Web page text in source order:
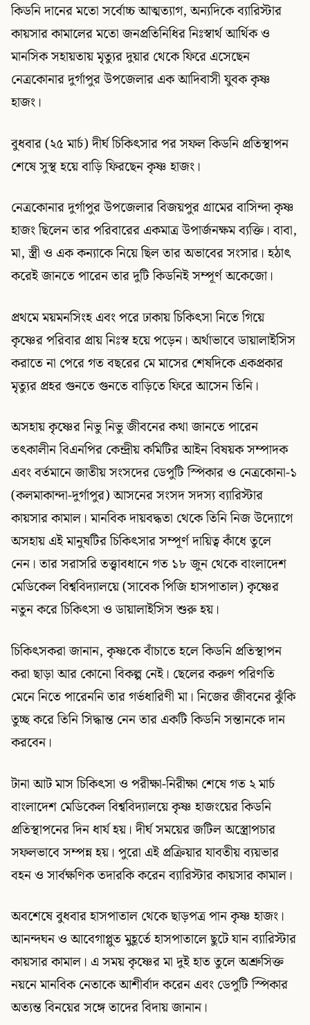
কিডনি দানের মতো সর্বোচ্চ আত্মত্যাগ, অন্যদিকে ব্যারিস্টার
কায়সার কামালের মতো জনপ্রতিনিধির নিঃস্বার্থ আর্থিক ও
মানসিক সহায়তায় মৃত্যুর দুয়ার থেকে ফিরে এসেছেন
নেত্রকোনার দুর্গাপুর উপজেলার এক আদিবাসী যুবক কৃষ্ণ
হাজং।
বুধবার (২৫ মার্চ) দীর্ঘ চিকিৎসার পর সফল কিডনি প্রতিস্থাপন
শেষে সুস্থ হয়ে বাড়ি ফিরছেন কৃষ্ণ হাজং।
নেত্রকোনার দুর্গাপুর উপজেলার বিজয়পুর গ্রামের বাসিন্দা কৃষ্ণ
হাজং ছিলেন তার পরিবারের একমাত্র উপার্জনক্ষম ব্যক্তি। বাবা,
মা, স্ত্রী ও এক কন্যাকে নিয়ে ছিল তার অভাবের সংসার। হঠাৎ
করেই জানতে পারেন তার দুটি কিডনিই সম্পূর্ণ অকেজো।
প্রথমে ময়মনসিংহ এবং পরে ঢাকায় চিকিৎসা নিতে গিয়ে
কৃষ্ণের পরিবার প্রায় নিঃস্ব হয়ে পড়েন। অর্থাভাবে ডায়ালাইসিস
করাতে না পেরে গত বছরের মে মাসের শেষদিকে একপ্রকার
মৃত্যুর প্রহর গুনতে গুনতে বাড়িতে ফিরে আসেন তিনি।
অসহায় কৃষ্ণের নিভু নিভু জীবনের কথা জানতে পারেন
তৎকালীন বিএনপির কেন্দ্রীয় কমিটির আইন বিষয়ক সম্পাদক
এবং বর্তমানে জাতীয় সংসদের ডেপুটি স্পিকার ও নেত্রকোনা-১
(কলমাকান্দা-দুর্গাপুর) আসনের সংসদ সদস্য ব্যারিস্টার
কায়সার কামাল। মানবিক দায়বদ্ধতা থেকে তিনি নিজ উদ্যোগে
অসহায় এই মানুষটির চিকিৎসার সম্পূর্ণ দায়িত্ব কাঁধে তুলে
নেন। তার সরাসরি তত্ত্বাবধানে গত ১৮ জুন থেকে বাংলাদেশ
মেডিকেল বিশ্ববিদ্যালয়ে (সাবেক পিজি হাসপাতাল) কৃষ্ণের
নতুন করে চিকিৎসা ও ডায়ালাইসিস শুরু হয়।
চিকিৎসকরা জানান, কৃষ্ণকে বাঁচাতে হলে কিডনি প্রতিস্থাপন
করা ছাড়া আর কোনো বিকল্প নেই। ছেলের করুণ পরিণতি
মেনে নিতে পারেননি তার গর্ভধারিণী মা। নিজের জীবনের ঝুঁকি
তুচ্ছ করে তিনি সিদ্ধান্ত নেন তার একটি কিডনি সন্তানকে দান
করবেন।
টানা আট মাস চিকিৎসা ও পরীক্ষা-নিরীক্ষা শেষে গত ২ মার্চ
বাংলাদেশ মেডিকেল বিশ্ববিদ্যালয়ে কৃষ্ণ হাজংয়ের কিডনি
প্রতিস্থাপনের দিন ধার্য হয়। দীর্ঘ সময়ের জটিল অস্ত্রোপচার
সফলভাবে সম্পন্ন হয়। পুরো এই প্রক্রিয়ার যাবতীয় ব্যয়ভার
বহন ও সার্বক্ষণিক তদারকি করেন ব্যারিস্টার কায়সার কামাল।
অবশেষে বুধবার হাসপাতাল থেকে ছাড়পত্র পান কৃষ্ণ হাজং।
আনন্দঘন ও আবেগাপ্লুত মুহূর্তে হাসপাতালে ছুটে যান ব্যারিস্টার
কায়সার কামাল। এ সময় কৃষ্ণের মা দুই হাত তুলে অশ্রুসিক্ত
নয়নে মানবিক নেতাকে আশীর্বাদ করেন এবং ডেপুটি স্পিকার
অত্যন্ত বিনয়ের সঙ্গে তাদের বিদায় জানান।